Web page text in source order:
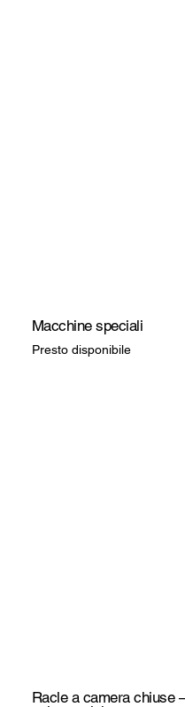
Macchine speciali
Presto disponibile
Racle a camera chiuse